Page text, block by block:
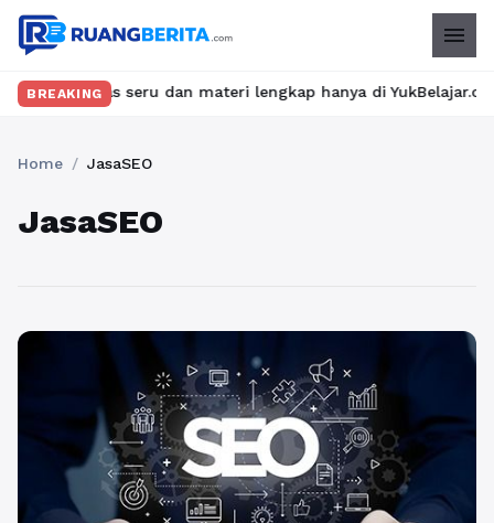
menu
BREAKING
kelas seru dan materi lengkap hanya di YukBelajar.com.
Home / JasaSEO
JasaSEO